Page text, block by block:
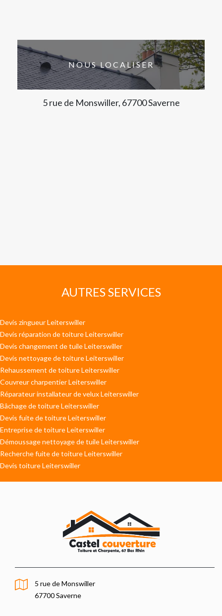
NOUS LOCALISER
5 rue de Monswiller, 67700 Saverne
AUTRES SERVICES
Devis zingueur Leiterswiller
Devis réparation de toiture Leiterswiller
Devis changement de tuile Leiterswiller
Devis nettoyage de toiture Leiterswiller
Rehaussement de toiture Leiterswiller
Couvreur charpentier Leiterswiller
Réparateur installateur de velux Leiterswiller
Bâchage de toiture Leiterswiller
Devis fuite de toiture Leiterswiller
Entreprise de toiture Leiterswiller
Démoussage nettoyage de tuile Leiterswiller
Recherche fuite de toiture Leiterswiller
Devis toiture Leiterswiller
5 rue de Monswiller
67700 Saverne